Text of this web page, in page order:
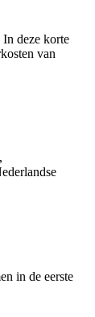
In deze korte
van
in de eerste